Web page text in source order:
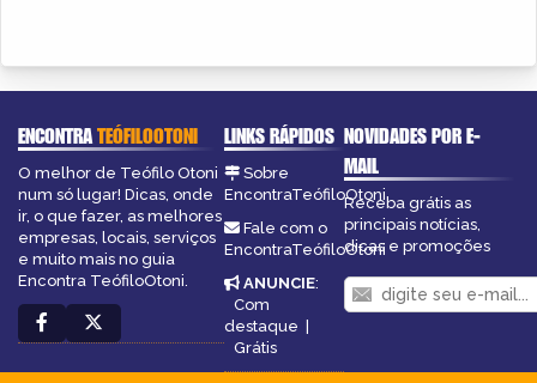
ENCONTRATEÓFILOOTONI
O melhor de Teófilo Otoni
num só lugar! Dicas, onde
ir, o que fazer, as melhores
empresas, locais, serviços
e muito mais no guia
Encontra TeófiloOtoni.
LINKS RÁPIDOS
Sobre
EncontraTeófiloOtoni
Fale com o
EncontraTeófiloOtoni
ANUNCIE:
Com
destaque
Grátis
NOVIDADES POR E-
MAIL
Receba grátis as
principais notícias,
dicas e promoções